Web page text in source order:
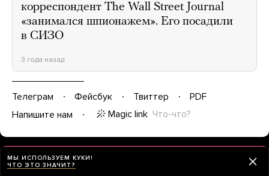
корреспондент The Wall Street Journal
«занимался шпионажем». Его посадили
в СИЗО
3 года назад
Телеграм Фейсбук Твиттер
PDF
Напишите нам
Magic link Что-что?
МЫ ИСПОЛЬЗУЕМ КУКИ!
ЧТО ЭТО ЗНАЧИТ?